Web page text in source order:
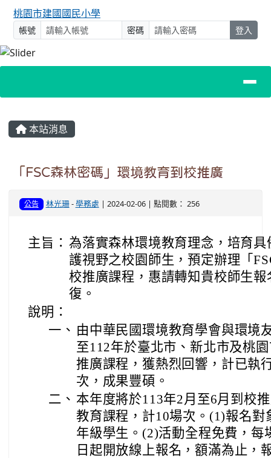
桃園市建國國民小學
帳號 密碼 登入
主內容區域
本站消息
「FSC森林密碼」環境教育到校推廣
公告 林光珊-學務處 | 2024-02-06 | 點閱數： 256
主旨： 為落實森林環境教育理念，培育
護視野之校園師生，預定辦理「
校推廣課程，惠請轉知貴校師生
復。
說明：
一、 由中華民國環境教育學會與環境
至112年於臺北市、新北市及桃
推廣課程，獲熱烈回響，計已執
次，成果豐碩。
二、 本年度將於113年2月至6月到校
教育課程，計10場次。(1)報名
年級學生。(2)活動全程免費，每
日起開放線上報名，額滿為止，